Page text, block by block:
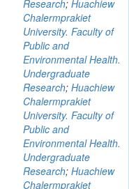
Research; Huachiew
Chalermprakiet
University. Faculty of
Public and
Environmental Health.
Undergraduate
Research; Huachiew
Chalermprakiet
University. Faculty of
Public and
Environmental Health.
Undergraduate
Research; Huachiew
Chalermprakiet